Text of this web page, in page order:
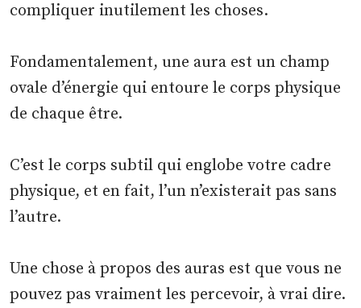
compliquer inutilement les choses.
Fondamentalement, une aura est un champ
ovale d’énergie qui entoure le corps physique
de chaque être.
C’est le corps subtil qui englobe votre cadre
physique, et en fait, l’un n’existerait pas sans
l’autre.
Une chose à propos des auras est que vous ne
pouvez pas vraiment les percevoir, à vrai dire.